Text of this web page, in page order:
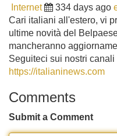
Internet 334 days ago
Cari italiani all'estero, vi
ultime novità del
mancheranno
Seguiteci sui nostri
https://italianinews.com
Comments
Submit a Comment